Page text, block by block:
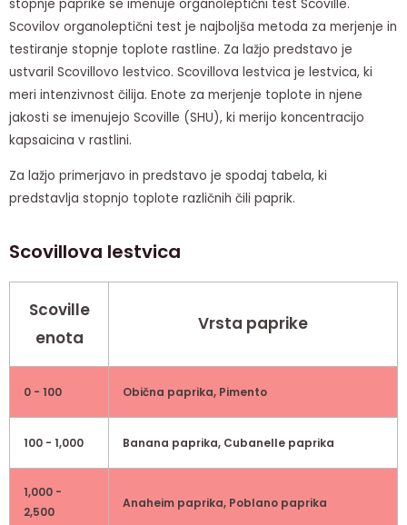
stopnje paprike se imenuje organoleptični test Scoville.
Scovilov organoleptični test je najboljša metoda za merjenje in
testiranje stopnje toplote rastline. Za lažjo predstavo je
ustvaril Scovillovo lestvico. Scovillova lestvica je lestvica, ki
meri intenzivnost čilija. Enote za merjenje toplote in njene
jakosti se imenujejo Scoville (SHU), ki merijo koncentracijo
kapsaicina v rastlini.
Za lažjo primerjavo in predstavo je spodaj tabela, ki
predstavlja stopnjo toplote različnih čili paprik.
Scovillova lestvica
Scoville
enota
Vrsta paprike
0 - 100 Obična paprika, Pimento
100 - 1,000 Banana paprika, Cubanelle paprika
1,000 -
2,500
Anaheim paprika, Poblano paprika